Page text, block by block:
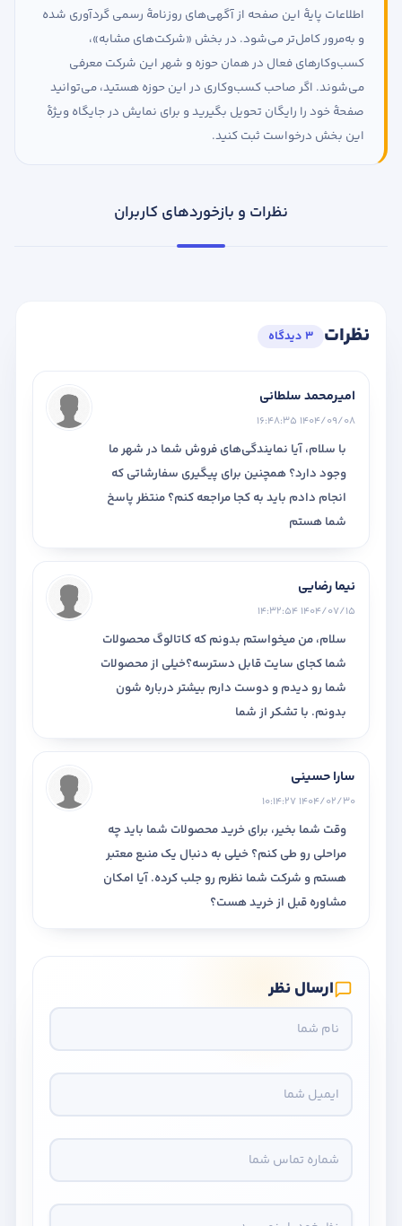
اطلاعات پایهٔ این صفحه از آگهی‌های روزنامهٔ رسمی گردآوری شده
و به‌مرور کامل‌تر می‌شود. در بخش «شرکت‌های مشابه»،
کسب‌وکارهای فعال در همان حوزه و شهر این شرکت معرفی
می‌شوند. اگر صاحب کسب‌وکاری در این حوزه هستید، می‌توانید
صفحهٔ خود را رایگان تحویل بگیرید و برای نمایش در جایگاه ویژهٔ
این بخش درخواست ثبت کنید.
نظرات و بازخوردهای کاربران
نظرات 3 دیدگاه
امیرمحمد سلطانی
1404/09/08 16:48:35
با سلام، آیا نمایندگی‌های فروش شما در شهر ما
وجود دارد؟ همچنین برای پیگیری سفارشاتی که
انجام دادم باید به کجا مراجعه کنم؟ منتظر پاسخ
شما هستم
نیما رضایی
1404/07/15 14:32:54
سلام، من میخواستم بدونم که کاتالوگ محصولات
شما کجای سایت قابل دسترسه؟خیلی از محصولات
شما رو دیدم و دوست دارم بیشتر درباره شون
بدونم. با تشکر از شما
سارا حسینی
1404/02/30 10:14:27
وقت شما بخیر، برای خرید محصولات شما باید چه
مراحلی رو طی کنم؟ خیلی به دنبال یک منبع معتبر
هستم و شرکت شما نظرم رو جلب کرده. آیا امکان
مشاوره قبل از خرید هست؟
ارسال نظر